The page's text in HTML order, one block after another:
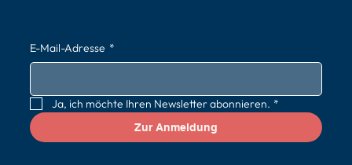
E-Mail-Adresse *
Ja, ich möchte Ihren Newsletter abonnieren. *
Zur Anmeldung